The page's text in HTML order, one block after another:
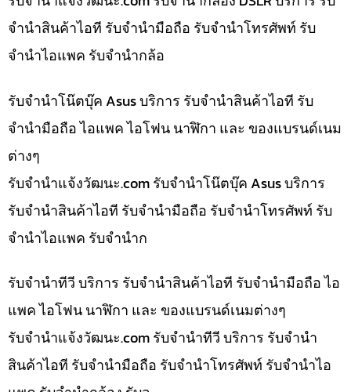
จำนำสินค้าไอที รับจำนำมือถือ รับจำนำโทรศัพท์ รับ
จำนำไอแพค รับจำนำกล้อ
รับจำนำโน๊ตบุ๊ค Asus บริการ รับจำนำสินค้าไอที รับ
จำนำมือถือ ไอแพค ไอโฟน นาฬิกา และ ของแบรนด์เนม
ต่างๆ
รับจํานําแจ้งวัฒนะ.com รับจำนำโน๊ตบุ๊ค Asus บริการ
รับจำนำสินค้าไอที รับจำนำมือถือ รับจำนำโทรศัพท์ รับ
จำนำไอแพค รับจำนำก
รับจำนำทีวี บริการ รับจำนำสินค้าไอที รับจำนำมือถือ ไอ
แพค ไอโฟน นาฬิกา และ ของแบรนด์เนมต่างๆ
รับจํานําแจ้งวัฒนะ.com รับจำนำทีวี บริการ รับจำนำ
สินค้าไอที รับจำนำมือถือ รับจำนำโทรศัพท์ รับจำนำไอ